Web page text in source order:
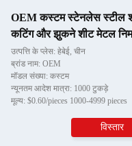
OEM कस्टम स्टेनलेस स्टील
कटिंग और झुकने शीट मेटल
उत्पत्ति के प्लेस: हेबेई, चीन
ब्रांड नाम: OEM
मॉडल संख्या: कस्टम
न्यूनतम आदेश मात्रा: 1000 टुकड़े
मूल्य: $0.60/pieces 1000-4999 pieces
विस्तार